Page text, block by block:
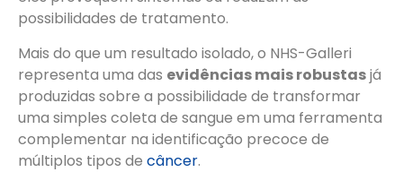
possibilidades de tratamento.
Mais do que um resultado isolado, o NHS-Galleri
representa uma das evidências mais robustasjá
produzidas sobre a possibilidade de transformar
uma simples coleta de sangue em uma ferramenta
complementar na identificação precoce de
múltiplos tipos de câncer.